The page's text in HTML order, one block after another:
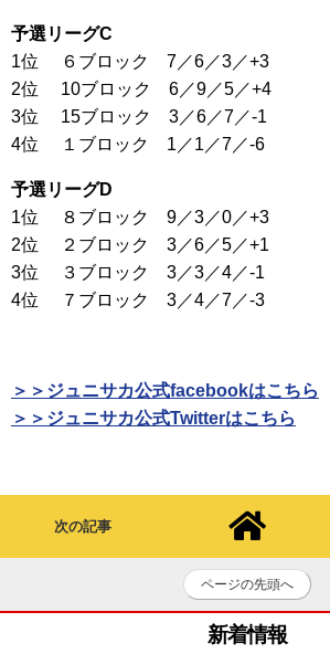
予選リーグC
1位 ６ブロック 7／6／3／+3
2位 10ブロック 6／9／5／+4
3位 15ブロック 3／6／7／-1
4位 １ブロック 1／1／7／-6
予選リーグD
1位 ８ブロック 9／3／0／+3
2位 ２ブロック 3／6／5／+1
3位 ３ブロック 3／3／4／-1
4位 ７ブロック 3／4／7／-3
＞＞ジュニサカ公式facebookはこちら
＞＞ジュニサカ公式Twitterはこちら
次の記事
ページの先頭へ
新着情報